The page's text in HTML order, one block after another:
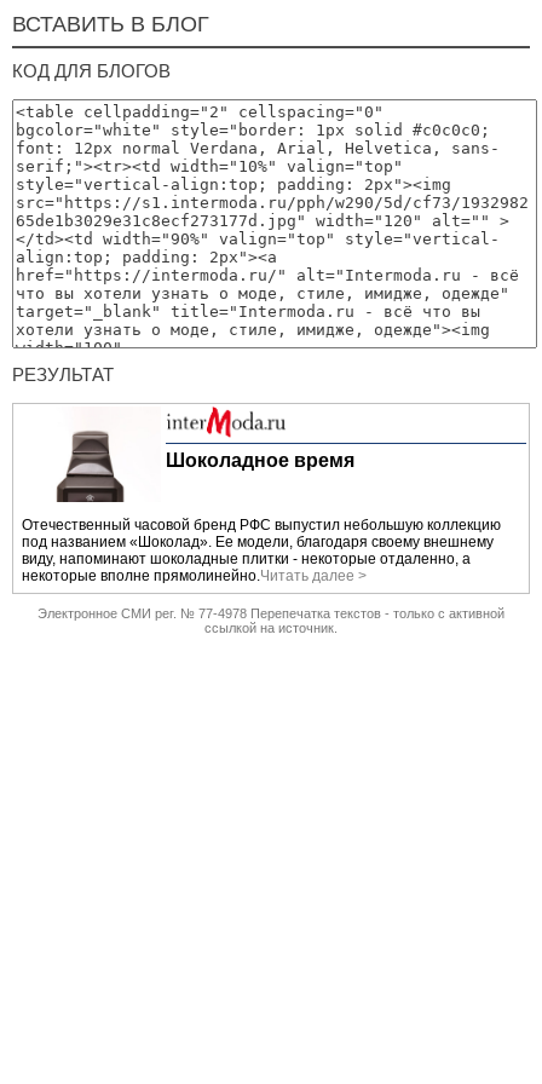
ВСТАВИТЬ В БЛОГ
КОД ДЛЯ БЛОГОВ
РЕЗУЛЬТАТ
Шоколадное время
Отечественный часовой бренд РФС выпустил небольшую коллекцию
под названием «Шоколад». Ее модели, благодаря своему внешнему
виду, напоминают шоколадные плитки - некоторые отдаленно, а
некоторые вполне прямолинейно.Читать далее >
Электронное СМИ рег. № 77-4978 Перепечатка текстов - только с активной
ссылкой на источник.